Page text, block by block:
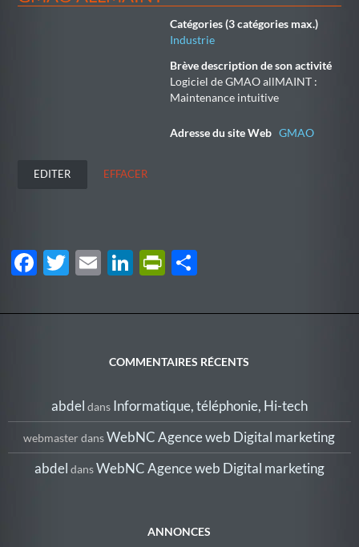
Catégories (3 catégories max.)
Industrie
Brève description de son activité
Logiciel de GMAO allMAINT :
Maintenance intuitive
Adresse du site Web GMAO
EDITER EFFACER
F
e
k
T
itt
E
ail
Li
k
dI
P
nt
ie
dl
y
ta
er
COMMENTAIRES RÉCENTS
abdel dans Informatique, téléphonie, Hi-tech
webmasterdansWebNC Agence web Digital marketing
abdel dansWebNC Agence web Digital marketing
ANNONCES